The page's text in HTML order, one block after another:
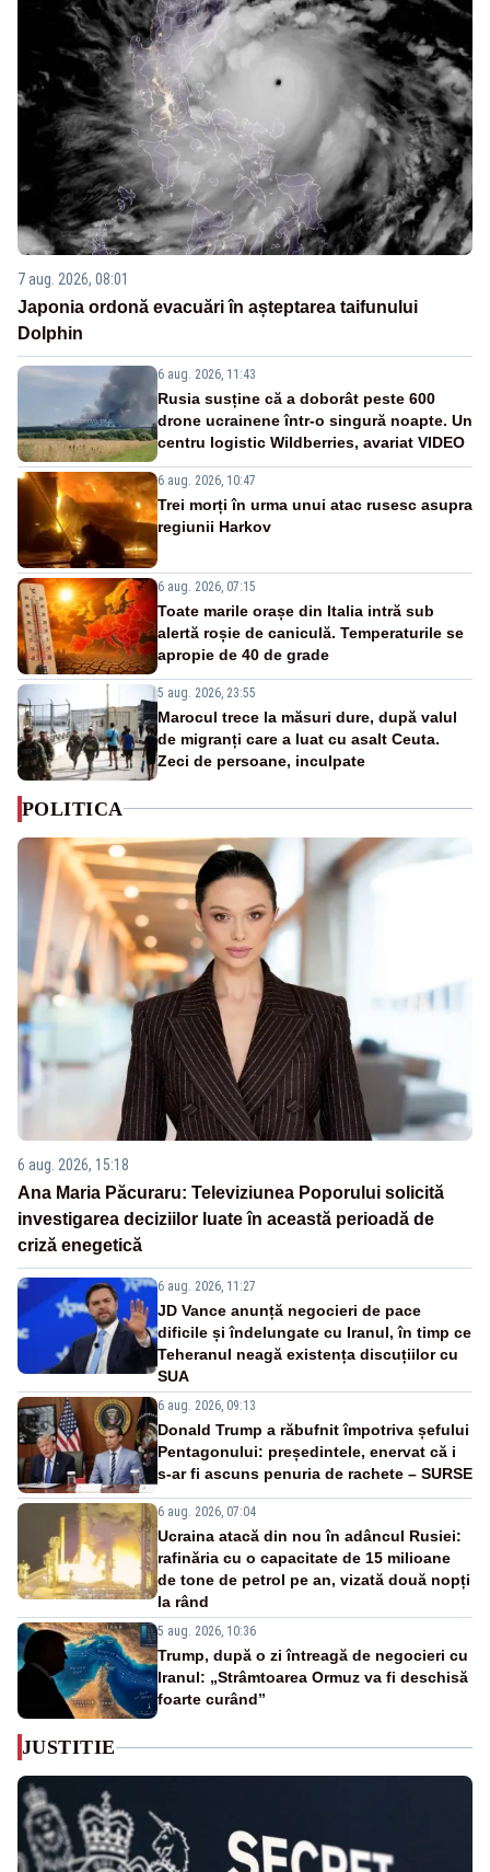
7 aug. 2026, 08:01
Japonia ordonă evacuări în așteptarea taifunului
Dolphin
6 aug. 2026, 11:43
Rusia susține că a doborât peste 600
drone ucrainene într-o singură noapte. Un
centru logistic Wildberries, avariat VIDEO
6 aug. 2026, 10:47
Trei morți în urma unui atac rusesc asupra
regiunii Harkov
6 aug. 2026, 07:15
Toate marile orașe din Italia intră sub
alertă roșie de caniculă. Temperaturile se
apropie de 40 de grade
5 aug. 2026, 23:55
Marocul trece la măsuri dure, după valul
de migranți care a luat cu asalt Ceuta.
Zeci de persoane, inculpate
POLITICA
6 aug. 2026, 15:18
Ana Maria Păcuraru: Televiziunea Poporului solicită
investigarea deciziilor luate în această perioadă de
criză enegetică
6 aug. 2026, 11:27
JD Vance anunță negocieri de pace
dificile și îndelungate cu Iranul, în timp ce
Teheranul neagă existența discuțiilor cu
SUA
6 aug. 2026, 09:13
Donald Trump a răbufnit împotriva șefului
Pentagonului: președintele, enervat că i
s-ar fi ascuns penuria de rachete – SURSE
6 aug. 2026, 07:04
Ucraina atacă din nou în adâncul Rusiei:
rafinăria cu o capacitate de 15 milioane
de tone de petrol pe an, vizată două nopți
la rând
5 aug. 2026, 10:36
Trump, după o zi întreagă de negocieri cu
Iranul: „Strâmtoarea Ormuz va fi deschisă
foarte curând”
JUSTITIE